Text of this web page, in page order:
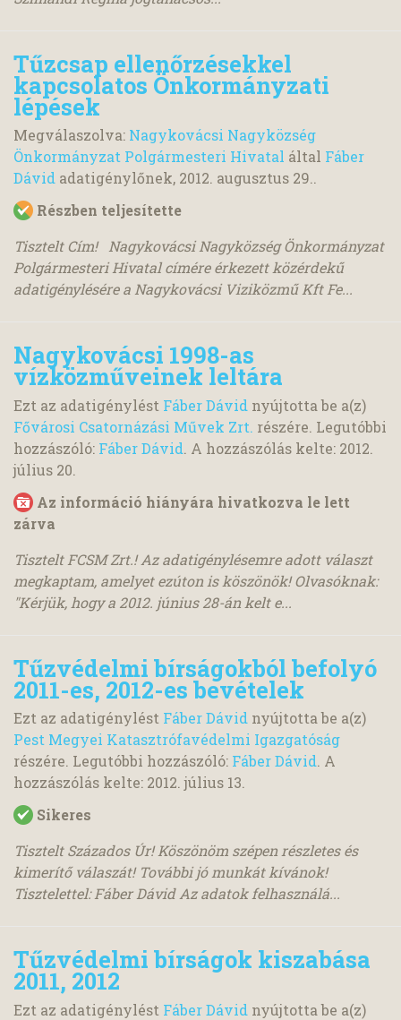
Tűzcsap ellenőrzésekkel
kapcsolatos Önkormányzati
lépések
Megválaszolva: Nagykovácsi Nagyközség
Önkormányzat Polgármesteri Hivatal által Fáber
Dávid adatigénylőnek, 2012. augusztus 29..
Részben teljesítette
Tisztelt Cím! Nagykovácsi Nagyközség Önkormányzat
Polgármesteri Hivatal címére érkezett közérdekű
adatigénylésére a Nagykovácsi Viziközmű Kft Fe...
Nagykovácsi 1998-as
vízközműveinek leltára
Ezt az adatigénylést Fáber Dávid nyújtotta be a(z)
Fővárosi Csatornázási Művek Zrt. részére. Legutóbbi
hozzászóló: Fáber Dávid. A hozzászólás kelte: 2012.
július 20.
Az információ hiányára hivatkozva le lett
zárva
Tisztelt FCSM Zrt.! Az adatigénylésemre adott választ
megkaptam, amelyet ezúton is köszönök! Olvasóknak:
"Kérjük, hogy a 2012. június 28-án kelt e...
Tűzvédelmi bírságokból befolyó
2011-es, 2012-es bevételek
Ezt az adatigénylést Fáber Dávid nyújtotta be a(z)
Pest Megyei Katasztrófavédelmi Igazgatóság
részére. Legutóbbi hozzászóló: Fáber Dávid. A
hozzászólás kelte: 2012. július 13.
Sikeres
Tisztelt Százados Úr! Köszönöm szépen részletes és
kimerítő válaszát! További jó munkát kívánok!
Tisztelettel: Fáber Dávid Az adatok felhasználá...
Tűzvédelmi bírságok kiszabása
2011, 2012
Ezt az adatigénylést Fáber Dávid nyújtotta be a(z)